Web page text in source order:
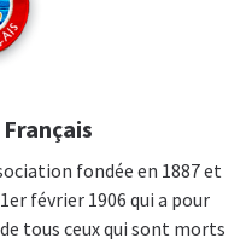
fondée en 1887 et
février 1906 qui a pour
tous ceux qui sont morts